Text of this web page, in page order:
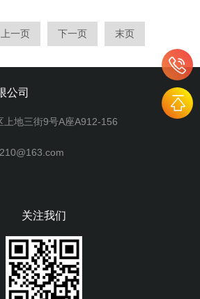
上一页 下一页 末页
公司
上地三街9号A座A912-156
关注我们